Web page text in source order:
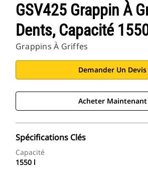
GSV425 Grappin À
Dents, Capacité
Grappins À Griffes
Demander Un Devis
Acheter Maintenant
Spécifications Clés
Capacité
1550 l